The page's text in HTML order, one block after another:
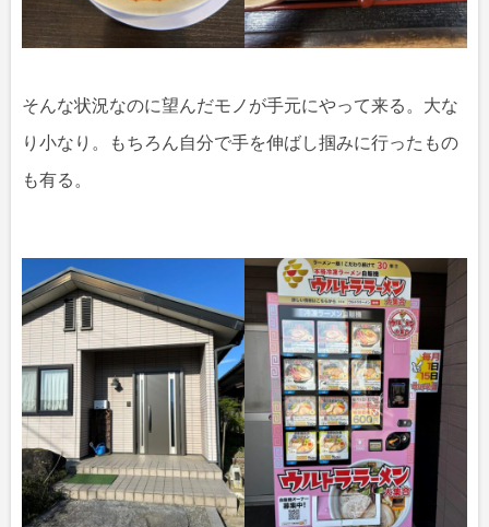
そんな状況なのに望んだモノが手元にやって来る。大な
り小なり。もちろん自分で手を伸ばし掴みに行ったもの
も有る。